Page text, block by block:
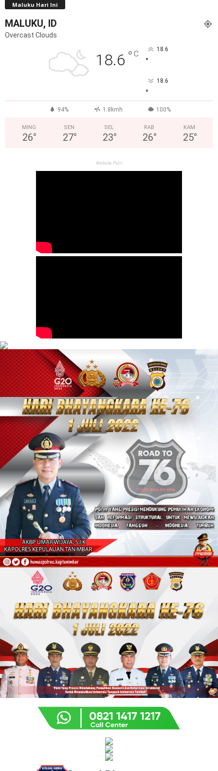
Maluku Hari Ini
MALUKU, ID
Overcast Clouds
18.6 ° C 18.6
°
18.6
°
94% 1.8kmh 100%
MING
26°
SEN
27°
SEL
23°
RAB
26°
KAM
25°
Website Polri